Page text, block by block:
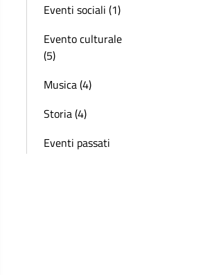
Eventi sociali (1)
Evento culturale
(5)
Musica (4)
Storia (4)
Eventi passati